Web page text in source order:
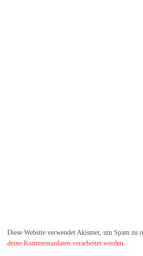
Diese Website verwendet Akismet, um Spam zu
deine Kommentardaten verarbeitet werden.